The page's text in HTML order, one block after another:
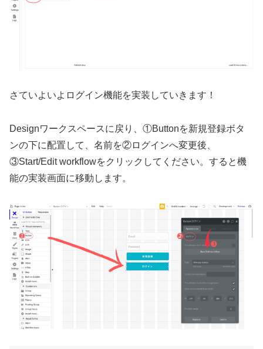
さていよいよログイン機能を実装していきます！
Designワークスペースに戻り、①Buttonを新規登録ボタ
ンの下に配置して、名前を②ログインへ変更後、
③Start/Edit workflowをクリックしてください。すると機
能の実装画面に移動します。